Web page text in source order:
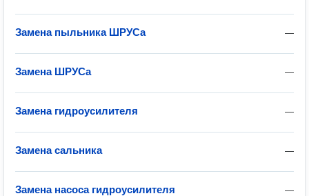
—
Замена пыльника ШРУСа
—
Замена ШРУСа
—
Замена гидроусилителя
—
Замена сальника
—
Замена насоса гидроусилителя